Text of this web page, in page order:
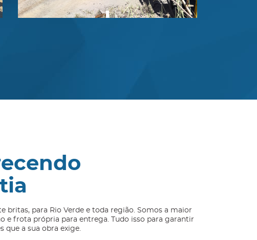
britas, para Rio Verde e toda região. Somos a maior
e frota própria para entrega. Tudo isso para garantir
que a sua obra exige.